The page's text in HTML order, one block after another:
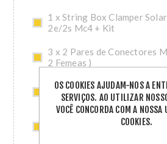
1 x String Box Clamper
2e/2s Mc4 + Kit
3 x 2 Pares de Conectores
2 Femeas )
1 x Cabo 1x6mm2 1.8kv Cc
Bobina 100m
1 x Cabo 1x6mm2 1.8kv Cc
OS COOKIES AJUDAM-NOS A
SERVIÇOS. AO UTILIZAR
VOCÊ CONCORDA COM A
COOKIES.